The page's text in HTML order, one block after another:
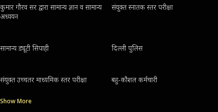
कुमार गौरव सर द्वारा सामान्य ज्ञान व सामान्य
अध्ययन
संयुक्त स्नातक स्तर परीक्षा
सामान्य ड्यूटी सिपाही दिल्ली पुलिस
संयुक्त उच्चतर माध्यमिक स्तर परीक्षा बहु-कौशल कर्मचारी
Show More